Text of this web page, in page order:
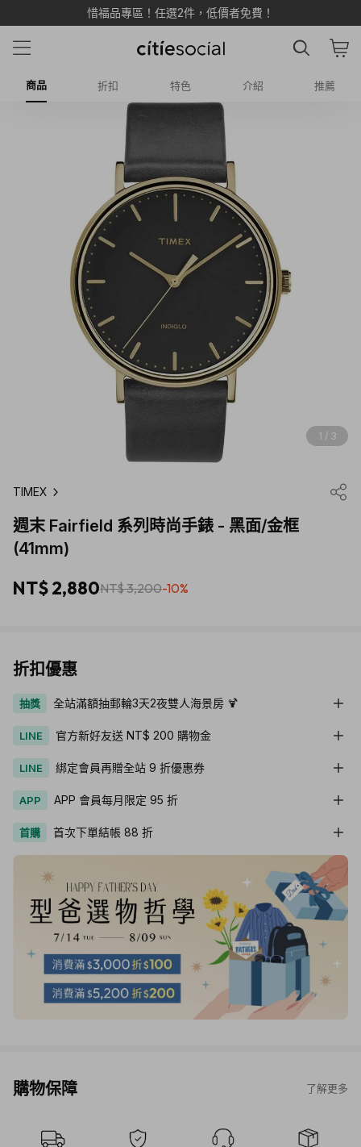
惜福品專區！任選2件，低價者免費！
商品 折扣 特色 介紹 推薦
1 / 3
TIMEX
週末 Fairfield 系列時尚手錶 - 黑面/金框
(41mm)
NT$ 2,880NT$ 3,200-10%
折扣優惠
抽獎 全站滿額抽郵輪3天2夜雙人海景房 🍹
LINE 官方新好友送 NT$ 200 購物金
LINE 綁定會員再贈全站 9 折優惠券
APP APP 會員每月限定 95 折
首購 首次下單結帳 88 折
購物保障 了解更多